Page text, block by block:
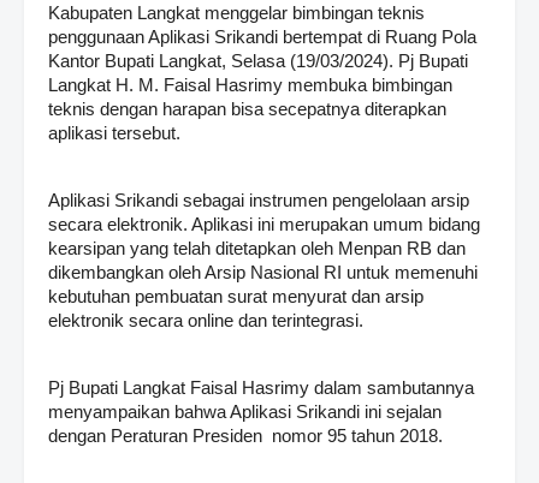
Kabupaten Langkat menggelar bimbingan teknis
penggunaan Aplikasi Srikandi bertempat di Ruang Pola
Kantor Bupati Langkat, Selasa (19/03/2024). Pj Bupati
Langkat H. M. Faisal Hasrimy membuka bimbingan
teknis dengan harapan bisa secepatnya diterapkan
aplikasi tersebut.
Aplikasi Srikandi sebagai instrumen pengelolaan arsip
secara elektronik. Aplikasi ini merupakan umum bidang
kearsipan yang telah ditetapkan oleh Menpan RB dan
dikembangkan oleh Arsip Nasional RI untuk memenuhi
kebutuhan pembuatan surat menyurat dan arsip
elektronik secara online dan terintegrasi.
Pj Bupati Langkat Faisal Hasrimy dalam sambutannya
menyampaikan bahwa Aplikasi Srikandi ini sejalan
dengan Peraturan Presiden nomor 95 tahun 2018.